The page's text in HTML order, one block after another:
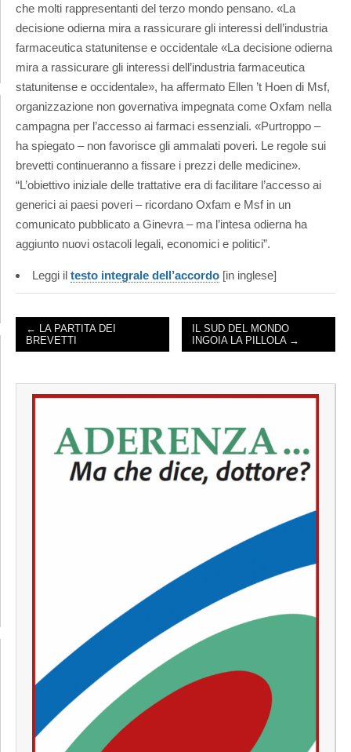
che molti rappresentanti del terzo mondo pensano. «La
decisione odierna mira a rassicurare gli interessi dell’industria
farmaceutica statunitense e occidentale «La decisione odierna
mira a rassicurare gli interessi dell’industria farmaceutica
statunitense e occidentale», ha affermato Ellen ’t Hoen di Msf,
organizzazione non governativa impegnata come Oxfam nella
campagna per l’accesso ai farmaci essenziali. «Purtroppo –
ha spiegato – non favorisce gli ammalati poveri. Le regole sui
brevetti continueranno a fissare i prezzi delle medicine».
“L’obiettivo iniziale delle trattative era di facilitare l’accesso ai
generici ai paesi poveri – ricordano Oxfam e Msf in un
comunicato pubblicato a Ginevra – ma l’intesa odierna ha
aggiunto nuovi ostacoli legali, economici e politici”.
Leggi il testo integrale dell’accordo [in inglese]
POST NAVIGATION
← LA PARTITA DEI
BREVETTI
IL SUD DEL MONDO
INGOIA LA PILLOLA →